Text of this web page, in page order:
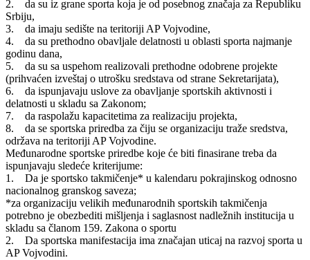
2. da su iz grane sporta koja je od posebnog značaja za Republiku
Srbiju,
3. da imaju sedište na teritoriji AP Vojvodine,
4. da su prethodno obavljale delatnosti u oblasti sporta najmanje
godinu dana,
5. da su sa uspehom realizovali prethodne odobrene projekte
(prihvaćen izveštaj o utrošku sredstava od strane Sekretarijata),
6. da ispunjavaju uslove za obavljanje sportskih aktivnosti i
delatnosti u skladu sa Zakonom;
7. da raspolažu kapacitetima za realizaciju projekta,
8. da se sportska priredba za čiju se organizaciju traže sredstva,
održava na teritoriji AP Vojvodine.
Međunarodne sportske priredbe koje će biti finasirane treba da
ispunjavaju sledeće kriterijume:
1. Da je sportsko takmičenje* u kalendaru pokrajinskog odnosno
nacionalnog granskog saveza;
*za organizaciju velikih međunarodnih sportskih takmičenja
potrebno je obezbediti mišljenja i saglasnost nadležnih institucija u
skladu sa članom 159. Zakona o sportu
2. Da sportska manifestacija ima značajan uticaj na razvoj sporta u
AP Vojvodini.